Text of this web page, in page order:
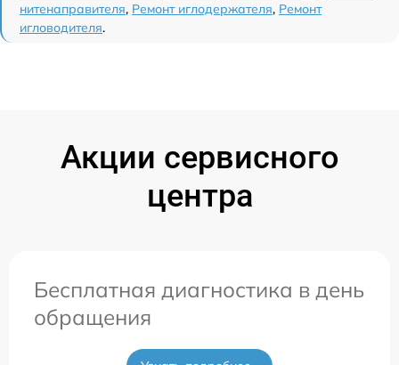
нитенаправителя, Ремонт иглодержателя, Ремонт
игловодителя.
Акции сервисного
центра
Бесплатная диагностика в день
обращения